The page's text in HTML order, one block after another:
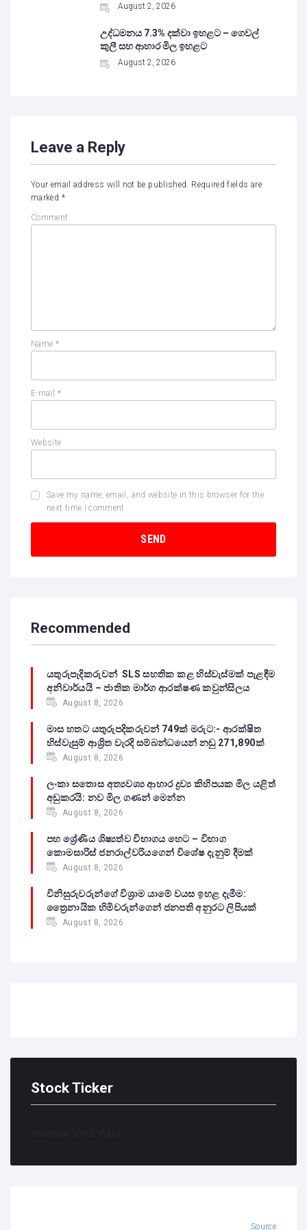
August 2, 2026
උද්ධමනය 7.3% දක්වා ඉහළට – ගෙවල්
කුලී සහ ආහාර මිල ඉහළට
August 2, 2026
Leave a Reply
Your email address will not be published. Required fields are
marked *
Comment
Name *
E-mail *
Website
Save my name, email, and website in this browser for the
next time I comment.
Recommended
යතුරුපැදිකරුවන් SLS සහතික කළ හිස්වැස්මක් පැළඳීම
අනිවාර්යයි – ජාතික මාර්ග ආරක්ෂණ කවුන්සිලය
August 8, 2026
මාස හතට යතුරුපදිකරුවන් 749ක් මරුට:- ආරක්ෂිත
හිස්වැසුම් ආශ්‍රිත වැරදි සම්බන්ධයෙන් නඩු 271,890ක්
August 8, 2026
ලංකා සතොස අත්‍යවශ්‍ය ආහාර ද්‍රව්‍ය කිහිපයක මිල යළිත්
අඩුකරයි: නව මිල ගණන් මෙන්න
August 8, 2026
පහ ශ්‍රේණිය ශිෂ්‍යත්ව විභාගය හෙට – විභාග
කොමසාරිස් ජනරාල්වරියගෙන් විශේෂ දැනුම් දීමක්
August 8, 2026
විනිසුරුවරුන්ගේ විශ්‍රාම යාමේ වයස ඉහළ දැමීම:
ත්‍රෛනායික හිමිවරුන්ගෙන් ජනපති අනුරට ලිපියක්
August 8, 2026
Stock Ticker
Loading stock data...
Source